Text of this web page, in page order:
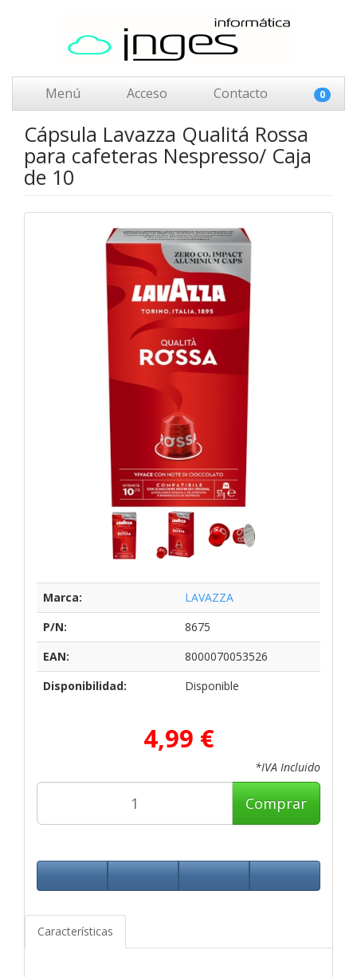
Menú Acceso Contacto 0
Cápsula Lavazza Qualitá Rossa
para cafeteras Nespresso/ Caja
de 10
Marca:
LAVAZZA
P/N:
8675
EAN:
8000070053526
Disponibilidad:
Disponible
4,99 €
*IVA Incluido
Comprar
Características